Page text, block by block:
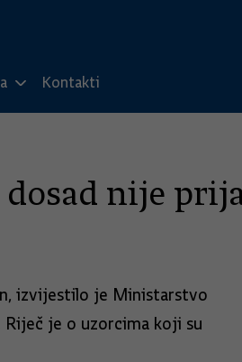
Kontakti
dosad nije
izvijestilo je Ministarstvo
je o uzorcima koji su